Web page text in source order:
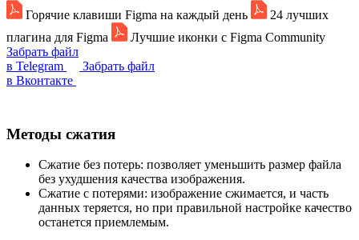
Горячие клавиши Figma на каждый день
24 лучших
плагина для Figma
Лучшие иконки с Figma Community
Забрать файл
в Telegram
Забрать файл
в Вконтакте
Методы сжатия
Сжатие без потерь: позволяет уменьшить размер файла
без ухудшения качества изображения.
Сжатие с потерями: изображение сжимается, и часть
данных теряется, но при правильной настройке качество
останется приемлемым.